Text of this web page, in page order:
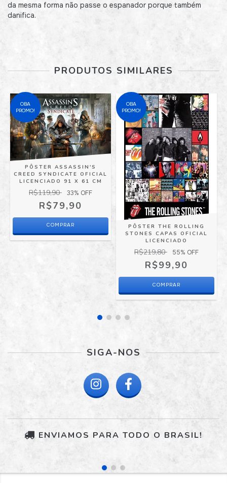
da mesma forma não passe o espanador porque também
danifica.
PRODUTOS SIMILARES
OBA
PROMO!
PÔSTER ASSASSIN'S
CREED SYNDICATE OFICIAL
LICENCIADO 91 X 61 CM
R$119,90 33% OFF
R$79,90
OBA
PROMO!
PÔSTER THE ROLLING
STONES CAPAS OFICIAL
LICENCIADO
R$219,80 55% OFF
R$99,90
SIGA-NOS
ENVIAMOS PARA TODO O BRASIL!